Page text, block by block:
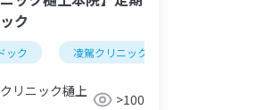
ク
ック 凌駕クリニック樋上本院
リニック樋上
>100